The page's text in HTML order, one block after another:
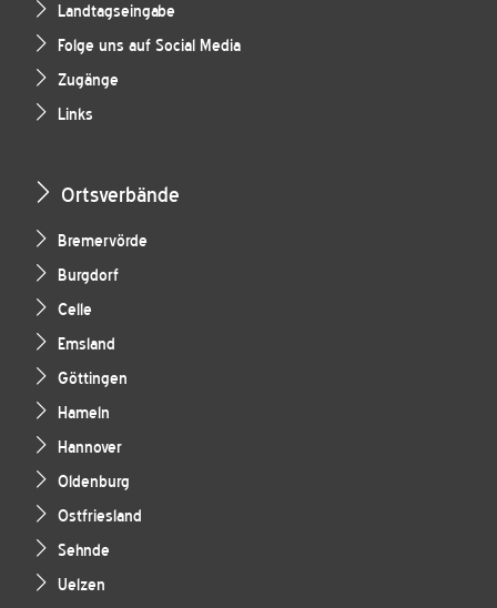
Landtagseingabe
Folge uns auf Social Media
Zugänge
Links
Ortsverbände
Bremervörde
Burgdorf
Celle
Emsland
Göttingen
Hameln
Hannover
Oldenburg
Ostfriesland
Sehnde
Uelzen